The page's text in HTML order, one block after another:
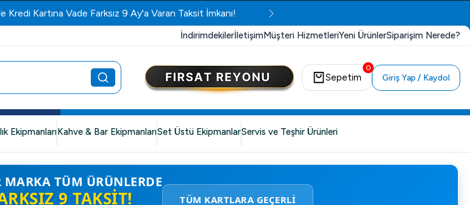
Kartına Vade Farksız 9 Ay'a Varan Taksit İmkanı!
İndirimdekilerİletişimMüşteri HizmetleriYeni ÜrünlerSiparişim Nerede?
0
Sepetim Giriş Yap / Kaydol
EkipmanlarıKahve & Bar EkipmanlarıSet Üstü EkipmanlarServis ve Teşhir Ürünleri
MARKA TÜM ÜRÜNLERDE
9 TAKSIT! TÜM KARTLARA GEÇERLİ